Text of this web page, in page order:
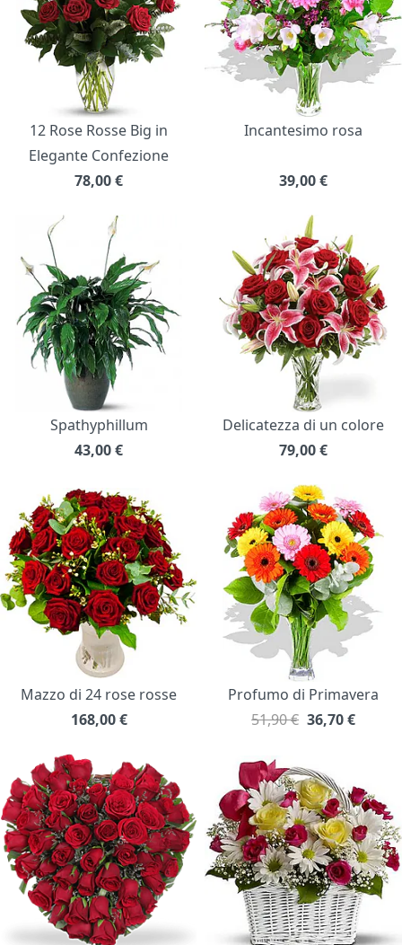
12 Rose Rosse Big in
Elegante Confezione
78,00€
Incantesimo rosa
39,00€
Spathyphillum
43,00€
Delicatezza di un colore
79,00€
Mazzo di 24 rose rosse
168,00 €
Profumo di Primavera
51,90 € 36,70€